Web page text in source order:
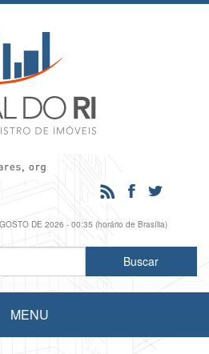
DE 2026 - 00:35 (horário de Brasília)
MENU